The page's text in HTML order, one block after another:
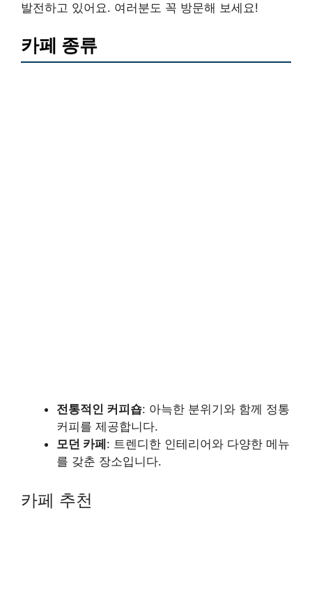
발전하고 있어요. 여러분도 꼭 방문해 보세요!
카페 종류
전통적인 커피숍: 아늑한 분위기와 함께 정통
커피를 제공합니다.
모던 카페: 트렌디한 인테리어와 다양한 메뉴
를 갖춘 장소입니다.
카페 추천